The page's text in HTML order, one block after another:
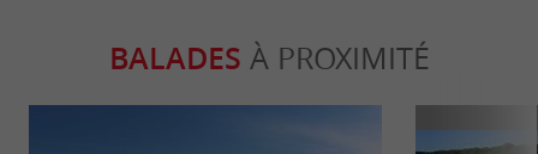
BALADES À PROXIMITÉ